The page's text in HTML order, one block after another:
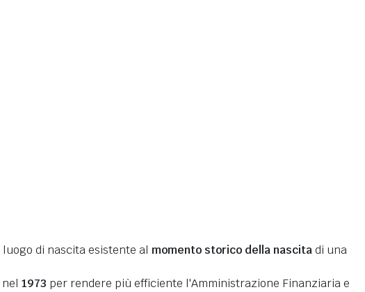
di nascita esistente al momento storico della nascitadi una
1973 per rendere più efficiente l'Amministrazione Finanziaria e